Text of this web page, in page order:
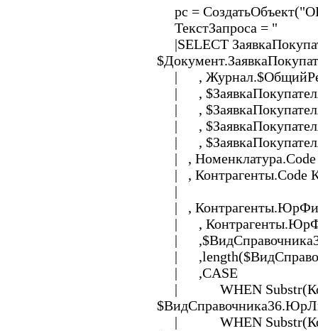
рс =
ТекстЗапроса = "
|SELECT
| ,
| ,
| ,
| ,
| ,
| ,
| , Контрагенты.Code
|
| ,
| ,
|
|
| ,CASE
| WHEN
| WHEN